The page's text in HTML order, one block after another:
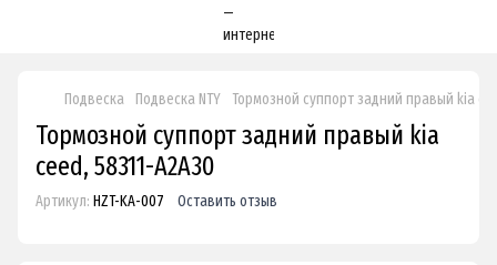
Подвеска Подвеска NTY Тормозной суппорт задний правый kia
Тормозной суппорт задний правый kia
ceed, 58311-A2A30
Артикул: HZT-KA-007 Оставить отзыв